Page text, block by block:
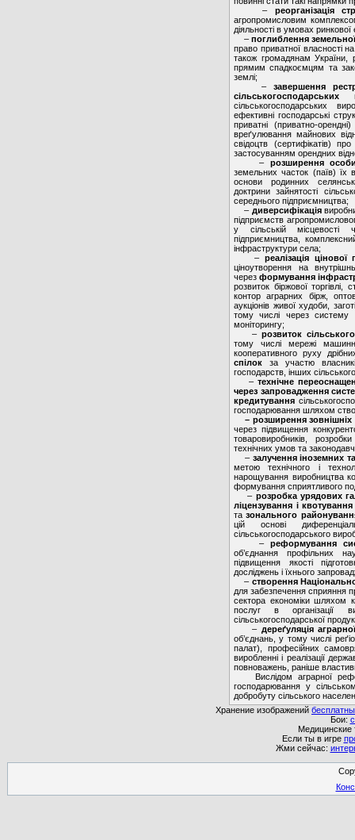
– реорганізація
агропромисловим
діяльності в умовах ринкової
– поглиблення
право приватної власності
також громадянам України,
прямим спадкоємцям та
землі;
– завершення
сільськогосподарських
ефективні господарські
приватні (приватно-
вреґулювання майнових
свідоцтв (сертифікатів)
застосуванням орендних
– розширення
земельних часток (паїв) їх
основи родинних
доктрини зайнятості
середнього підприємництва;
– диверсифікація
підприємств
у сільській місцевості
підприємництва,
інфраструктури села;
– реалізація цінової
ціноутворення на
через формування
розвиток біржової
контор аграрних бірж,
аукціонів живої худоби,
тому числі через систему
моніторингу;
– розвиток
тому числі мережі
кооперативного руху
спілок за участю
господарств, інших
– технічне
через запровадження
кредитування
господарювання шляхом
– розширення зовнішніх
через підвищення
товаровиробників,
технічних умов та
– залучення іноземних
метою технічного і
нарощування виробництва
формування сприятливого
– розробка урядових
ліцензування і квотування
та зонального
цій основі
сільськогосподарського
– реформування
об’єднання профільних
підвищення якості
досліджень і їхнього
– створення
для забезпечення сприяння
сектора економіки шляхом
послуг в організації
сільськогосподарської
– дереґуляція
об’єднань, у тому числі
палат), професійних
виробленні і реалізації
повноважень, раніше
Вислідом аграрної
господарювання у
добробуту сільського
Хранение изображений
Бои:
Медицинские
Если ты в игре
Жми сейчас: